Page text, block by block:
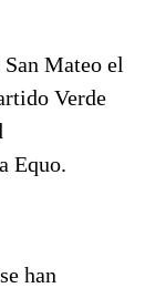
Mateo el
Verde
Equo.
han